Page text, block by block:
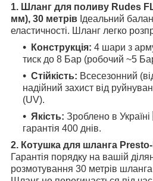
1. Шланг для поливу Rudes
мм), 30 метрів Ідеальний
еластичності. Шланг легко
Конструкція: 4 шари з
тиск до 8 Бар (робочий ~5
Стійкість: Всесезонний
надійний захист від
(UV).
Якість: Зроблено в
гарантія 400 днів.
2. Котушка для шланга
Гарантія порядку на вашій
розмотування 30 метрів шланга